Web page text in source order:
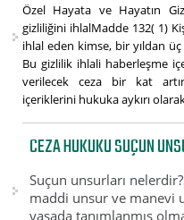
Özel Hayata ve Hayatın
gizliliğini ihlalMadde 132( 1)
ihlal eden kimse, bir yıldan üç
Bu gizlilik ihlali haberleşme
verilecek ceza bir kat
içeriklerini hukuka aykırı
CEZA HUKUKU SUÇUN
Suçun unsurları
maddi unsur ve manevi
yasada tanımlanmış